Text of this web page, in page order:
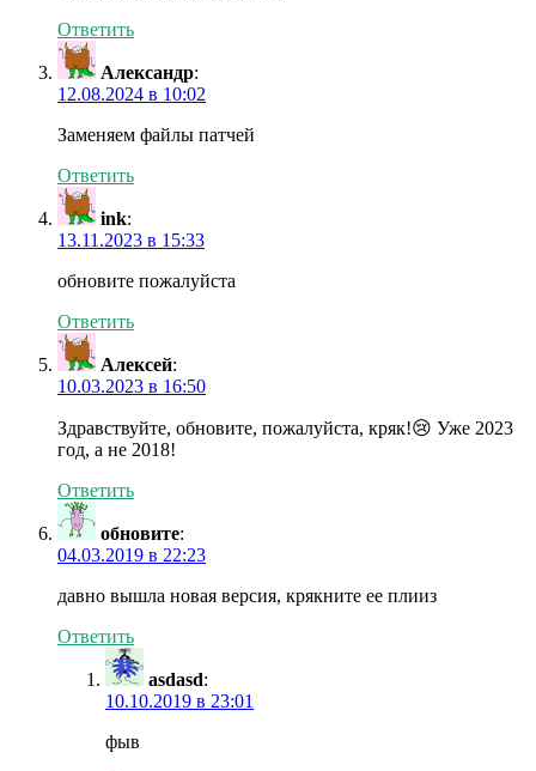
Ответить
Александр:
12.08.2024 в 10:02
Заменяем файлы патчей
Ответить
ink:
13.11.2023 в 15:33
обновите пожалуйста
Ответить
Алексей:
10.03.2023 в 16:50
Здравствуйте, обновите, пожалуйста, кряк!😢 Уже 2023
год, а не 2018!
Ответить
обновите:
04.03.2019 в 22:23
давно вышла новая версия, крякните ее плииз
Ответить
asdasd:
10.10.2019 в 23:01
фыв